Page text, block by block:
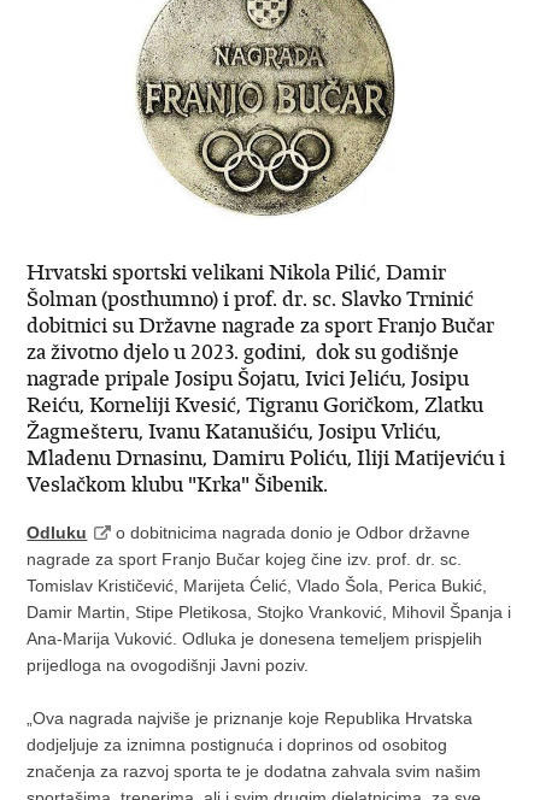
Hrvatski sportski velikani Nikola Pilić, Damir
Šolman (posthumno) i prof. dr. sc. Slavko Trninić
dobitnici su Državne nagrade za sport Franjo Bučar
za životno djelo u 2023. godini, dok su godišnje
nagrade pripale Josipu Šojatu, Ivici Jeliću, Josipu
Reiću, Korneliji Kvesić, Tigranu Goričkom, Zlatku
Žagmešteru, Ivanu Katanušiću, Josipu Vrliću,
Mladenu Drnasinu, Damiru Poliću, Iliji Matijeviću i
Veslačkom klubu "Krka" Šibenik.
Odluku
o dobitnicima nagrada donio je Odbor državne
nagrade za sport Franjo Bučar kojeg čine izv. prof. dr. sc.
Tomislav Krističević, Marijeta Ćelić, Vlado Šola, Perica Bukić,
Damir Martin, Stipe Pletikosa, Stojko Vranković, Mihovil Španja i
Ana-Marija Vuković. Odluka je donesena temeljem prispjelih
prijedloga na ovogodišnji Javni poziv.
„Ova nagrada najviše je priznanje koje Republika Hrvatska
dodjeljuje za iznimna postignuća i doprinos od osobitog
značenja za razvoj sporta te je dodatna zahvala svim našim